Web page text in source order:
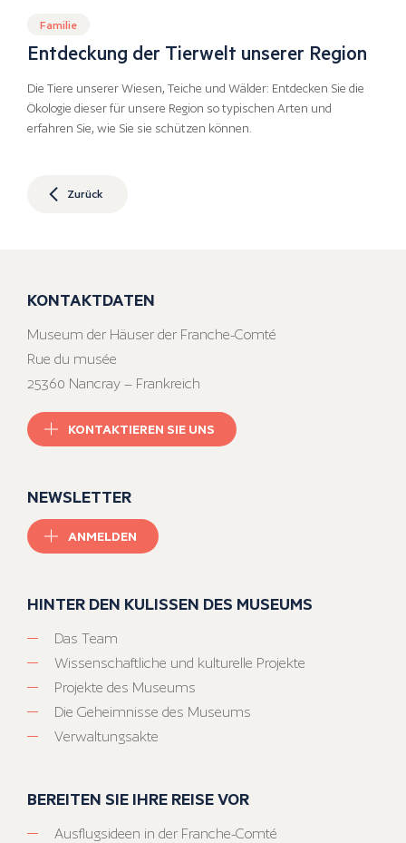
Familie
Entdeckung der Tierwelt unserer Region
Die Tiere unserer Wiesen, Teiche und Wälder: Entdecken Sie die
Ökologie dieser für unsere Region so typischen Arten und
erfahren Sie, wie Sie sie schützen können.
Zurück
KONTAKTDATEN
Museum der Häuser der Franche-Comté
Rue du musée
25360 Nancray – Frankreich
KONTAKTIEREN SIE UNS
NEWSLETTER
ANMELDEN
HINTER DEN KULISSEN DES MUSEUMS
Das Team
Wissenschaftliche und kulturelle Projekte
Projekte des Museums
Die Geheimnisse des Museums
Verwaltungsakte
BEREITEN SIE IHRE REISE VOR
Ausflugsideen in der Franche-Comté